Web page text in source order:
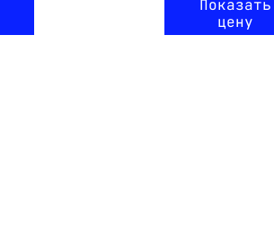
Показать
цену